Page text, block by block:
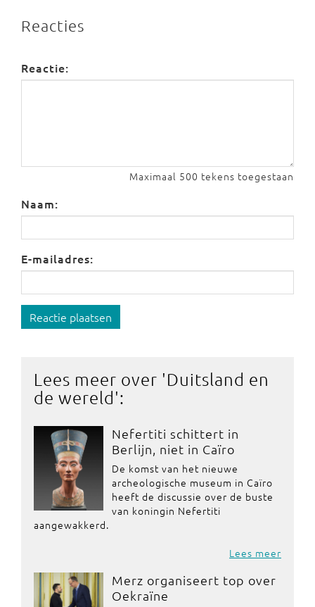
Reacties
Reactie:
Maximaal 500 tekens toegestaan
Naam:
E-mailadres:
Reactie plaatsen
Lees meer over 'Duitsland en
de wereld':
Nefertiti schittert in
Berlijn, niet in Caïro
De komst van het nieuwe
archeologische museum in Caïro
heeft de discussie over de buste
van koningin Nefertiti
aangewakkerd.
Lees meer
Merz organiseert top over
Oekraïne